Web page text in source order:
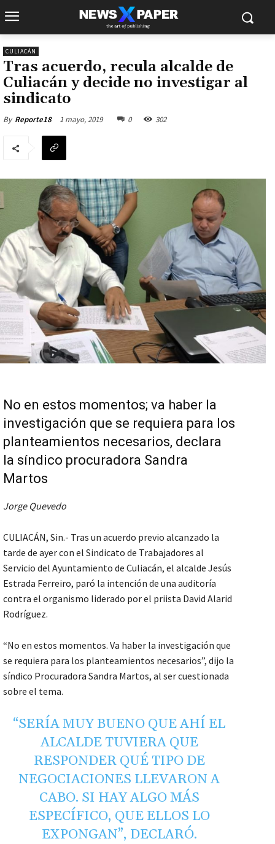
CULIACÁN
Tras acuerdo, recula alcalde de
Culiacán y decide no investigar al
sindicato
By Reporte18 1 mayo, 2019 0 302
No en estos momentos; va haber la
investigación que se requiera para los
planteamientos necesarios, declara
la síndico procuradora Sandra
Martos
Jorge Quevedo
CULIACÁN, Sin.- Tras un acuerdo previo alcanzado la
tarde de ayer con el Sindicato de Trabajadores al
Servicio del Ayuntamiento de Culiacán, el alcalde Jesús
Estrada Ferreiro, paró la intención de una auditoría
contra el organismo liderado por el priista David Alarid
Rodríguez.
“No en estos momentos. Va haber la investigación que
se requiera para los planteamientos necesarios”, dijo la
síndico Procuradora Sandra Martos, al ser cuestionada
sobre el tema.
“SERÍA MUY BUENO QUE AHÍ EL
ALCALDE TUVIERA QUE
RESPONDER QUÉ TIPO DE
NEGOCIACIONES LLEVARON A
CABO. SI HAY ALGO MÁS
ESPECÍFICO, QUE ELLOS LO
EXPONGAN”, DECLARÓ.